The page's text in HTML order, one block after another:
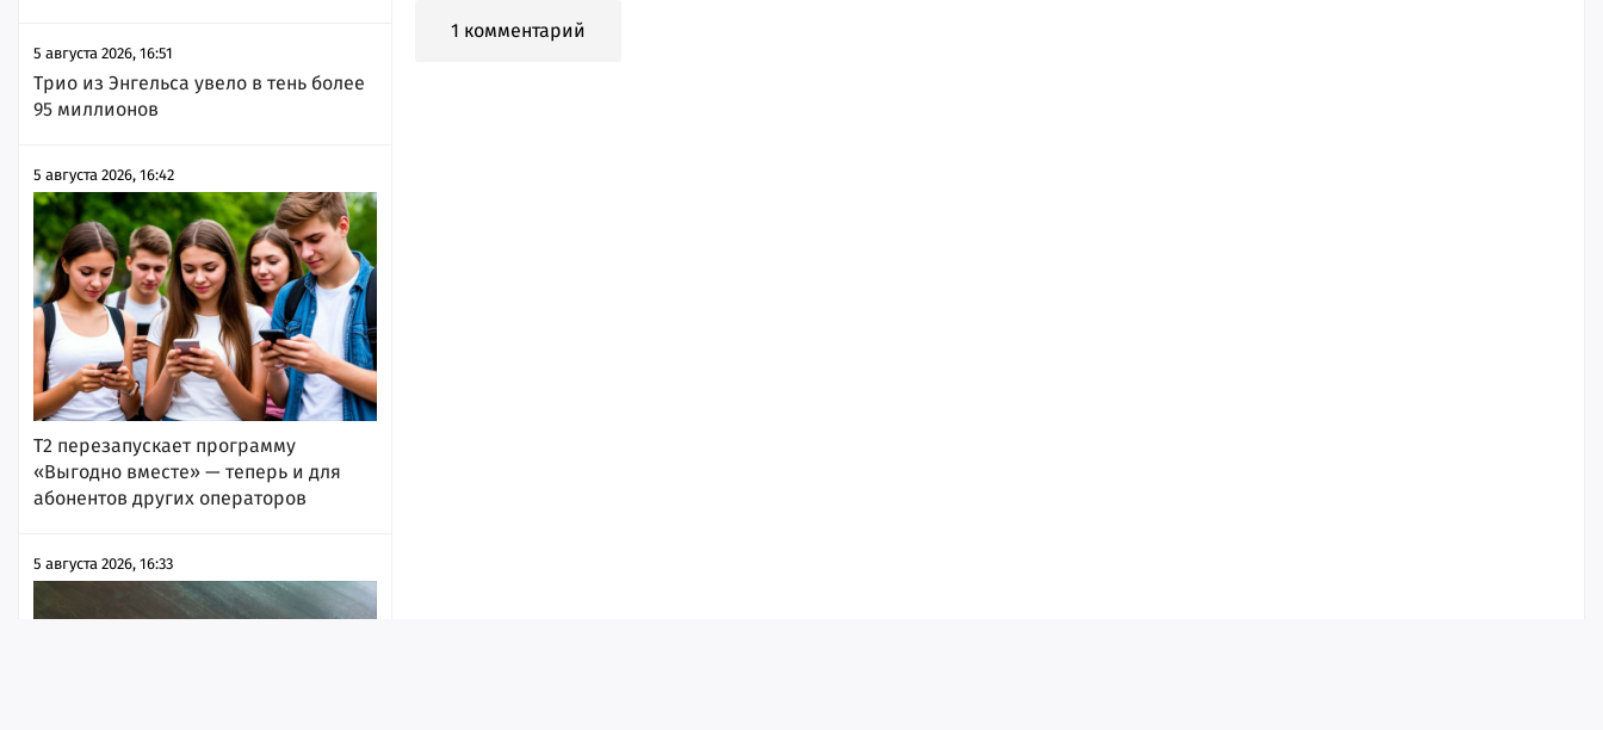
5 августа 2026, 16:51
Трио из Энгельса увело в тень более
95 миллионов
5 августа 2026, 16:42
Т2 перезапускает программу
«Выгодно вместе» — теперь и для
абонентов других операторов
5 августа 2026, 16:33
1 комментарий